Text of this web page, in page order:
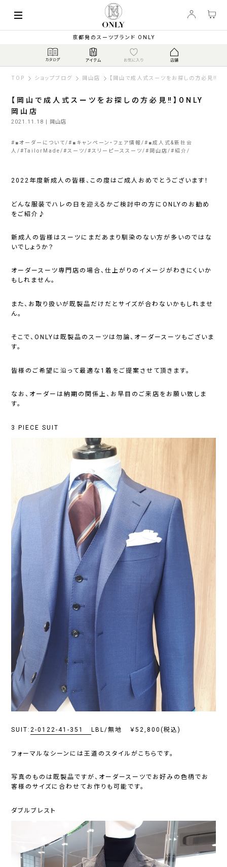
京都発のスーツブランド ONLY
TOP ショップブログ 岡山店 【岡山で成人式スーツをお探しの方必見‼】
【岡山で成人式スーツをお探しの方必見‼】ONLY
岡山店
2021.11.18 | 岡山店
# ■オーダーについて # ■キャンペーン・フェア情報 # ■成人式&新社会
人 #TailorMade # スーツ # スリーピーススーツ # 岡山店 #紹介
2022年度新成人の皆様、この度はご成人おめでとうございます！
どんな服装でハレの日を迎えるかご検討中の方にONLYのお勧め
をご紹介♪
新成人の皆様はスーツにまだあまり馴染のない方が多いのではな
いでしょうか？
オーダースーツ専門店の場合、仕上がりのイメージがわきにくいか
もしれません。
また、お取り扱いが既製品だけだとサイズが合わないかもしれませ
ん。
そこで、ONLYは既製品のスーツは勿論、オーダースーツもございま
す。
皆様のご希望に沿って最適な1着をご提案させて頂きます。
なお、オーダーは納期の関係上、お早目のご来店をお願い致しま
す。
3 PIECE SUIT
SUIT:2-0122-41-351 LBL/無地 ￥52,800(税込)
フォーマルなシーンには王道のスタイルがこちらです。
写真のものは既製品ですが、オーダースーツでお好みの色柄でお
客様のサイズに合わせてお作りも可能です。
ダブルブレスト